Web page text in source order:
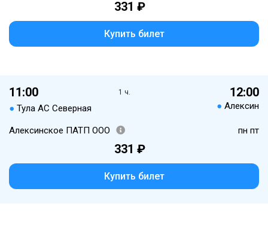
331 ₽
Купить билет
11:00
● Тула АС Северная
1 ч. 12:00
● Алексин
Алексинское ПАТП ООО пн пт
331 ₽
Купить билет